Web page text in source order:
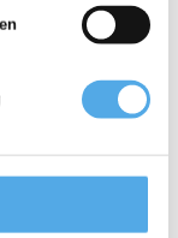
Nutzung der